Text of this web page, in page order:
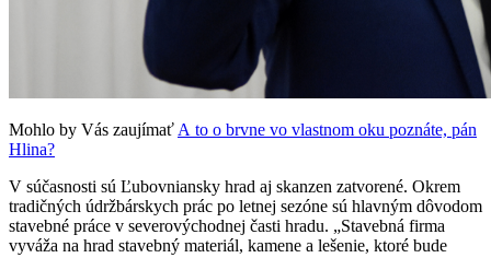
Mohlo by Vás zaujímať A to o brvne vo vlastnom oku poznáte, pán
Hlina?
V súčasnosti sú Ľubovniansky hrad aj skanzen zatvorené. Okrem
tradičných údržbárskych prác po letnej sezóne sú hlavným dôvodom
stavebné práce v severovýchodnej časti hradu. „Stavebná firma
vyváža na hrad stavebný materiál, kamene a lešenie, ktoré bude